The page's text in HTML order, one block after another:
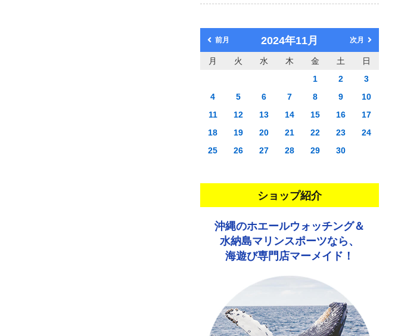
前月 2024年11月 次月
月 火 水 木 金 土
日
1
2
3
4
5 6 7 8 9
10
11
12 13 14 15 16
17
18
19 20 21 22 23
24
25
26 27 28 29 30
ショップ紹介
沖縄のホエールウォッチング＆
水納島マリンスポーツなら、
海遊び専門店マーメイド！